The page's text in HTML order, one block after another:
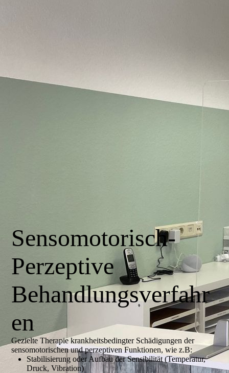
Sensomotorisch-
Perzeptive
Behandlungsverfahr
en
Gezielte Therapie krankheitsbedingter Schädigungen der
sensomotorischen und perzeptiven Funktionen, wie z.B:
Stabilisierung oder Aufbau der Sensibilität (Temperatur,
Druck, Vibration)